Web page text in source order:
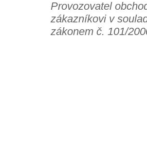
Provozovatel
zákazníkovi v
zákonem č. 101/